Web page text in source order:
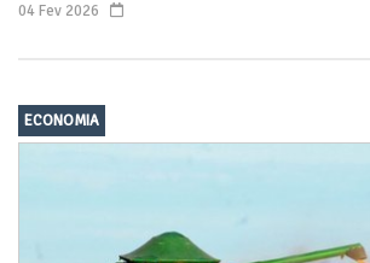
04 Fev 2026
ECONOMIA